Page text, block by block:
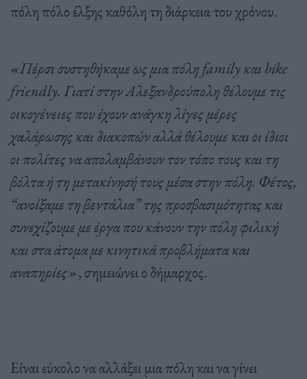
πόλη πόλο έλξης καθόλη τη διάρκεια του χρόνου.
«Πέρσι συστηθήκαμε ως μια πόλη family και bike
friendly. Γιατί στην Αλεξανδρούπολη θέλουμε τις
οικογένειες που έχουν ανάγκη λίγες μέρες
χαλάρωσης και διακοπών αλλά θέλουμε και οι ίδιοι
οι πολίτες να απολαμβάνουν τον τόπο τους και τη
βόλτα ή τη μετακίνησή τους μέσα στην πόλη. Φέτος,
“ανοίξαμε τη βεντάλια” της προσβασιμότητας και
συνεχίζουμε με έργα που κάνουν την πόλη φιλική
και στα άτομα με κινητικά προβλήματα και
αναπηρίες», σημειώνει ο δήμαρχος.
Είναι εύκολο να αλλάξει μια πόλη και να γίνει